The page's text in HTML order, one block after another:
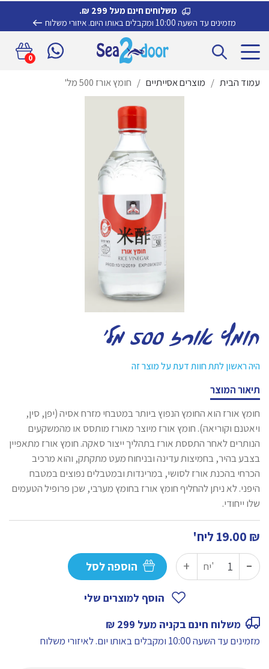
משלוחים חינם מעל 299 ₪.
מזמינים עד השעה 10:00 ומקבלים באותו היום.
איזורי משלוח
דלג
לניווט
לדלג
לתוכן
0
עמוד הבית / מוצרים אסייתיים / חומץ אורז 500 מל'
חומץ אורז 500 מל'
היה ראשון לתת חוות דעת על מוצר זה
תיאור המוצר
חומץ אורז הוא החומץ הנפוץ ביותר במטבחי מזרח אסיה (יפן, סין,
ויאטנם וקוריאה). חומץ אורז מיוצר מאורז מותסס או מהמשקעים
הנותרים לאחר התססת אורז בתהליך ייצור סאקה. חומץ אורז מתאפיין
בצבע בהיר, בחמיצות עדינה ובניחוח מעט מתקתק, והוא מרכיב
הכרחי בהכנת אורז לסושי, במרינדות ובמטבלים נפוצים במטבח
היפני. לא ניתן להחליף חומץ אורז בחומץ מערבי, שכן פרופיל הטעמים
שלו ייחודי.
19.00 ₪ ליח'
-
כמות
של
יח' + הוספה לסל
הוסף למוצרים שלי
משלוח חינם בקניה מעל 299 ₪
מזמינים עד השעה 10:00 ומקבלים באותו יום. לאיזורי משלוח